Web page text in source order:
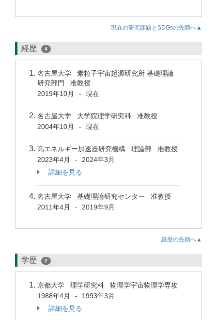
現在の研究課題とSDGsの先頭へ▲
経歴 4
名古屋大学 素粒子宇宙起源研究所 基礎理論
研究部門 准教授
2019年10月
- 現在
名古屋大学 大学院理学研究科 准教授
2004年10月
- 現在
高エネルギー加速器研究機構 理論部 准教授
2023年4月
-
2024年3月
詳細を見る
名古屋大学 基礎理論研究センター 准教授
2011年4月
- 2019年9月
経歴の先頭へ▲
学歴 2
京都大学 理学研究科 物理学宇宙物理学専攻
1988年4月
-
1993年3月
詳細を見る